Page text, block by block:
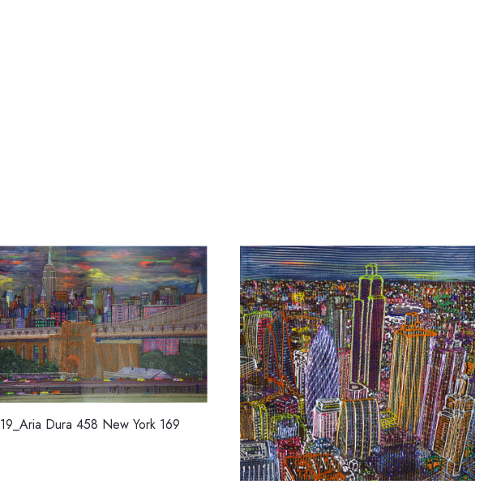
19_Aria Dura 458 New York 169